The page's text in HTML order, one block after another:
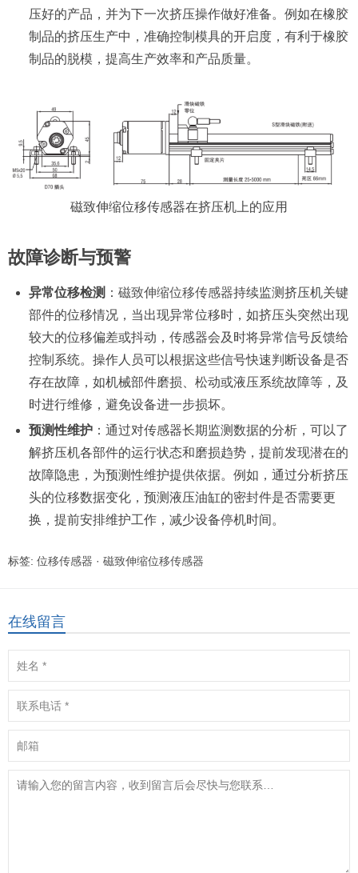
压好的产品，并为下一次挤压操作做好准备。例如在橡胶
制品的挤压生产中，准确控制模具的开启度，有利于橡胶
制品的脱模，提高生产效率和产品质量。
磁致伸缩位移传感器在挤压机上的应用
故障诊断与预警
异常位移检测 ： 磁致伸缩位移传感器持续监测挤压机关键
部件的位移情况，当出现异常位移时，如挤压头突然出现
较大的位移偏差或抖动，传感器会及时将异常信号反馈给
控制系统。操作人员可以根据这些信号快速判断设备是否
存在故障，如机械部件磨损、松动或液压系统故障等，及
时进行维修，避免设备进一步损坏。
预测性维护：通过对传感器长期监测数据的分析，可以了
解挤压机各部件的运行状态和磨损趋势，提前发现潜在的
故障隐患，为预测性维护提供依据。例如，通过分析挤压
头的位移数据变化，预测液压油缸的密封件是否需要更
换，提前安排维护工作，减少设备停机时间。
标签: 位移传感器 · 磁致伸缩位移传感器
在线留言